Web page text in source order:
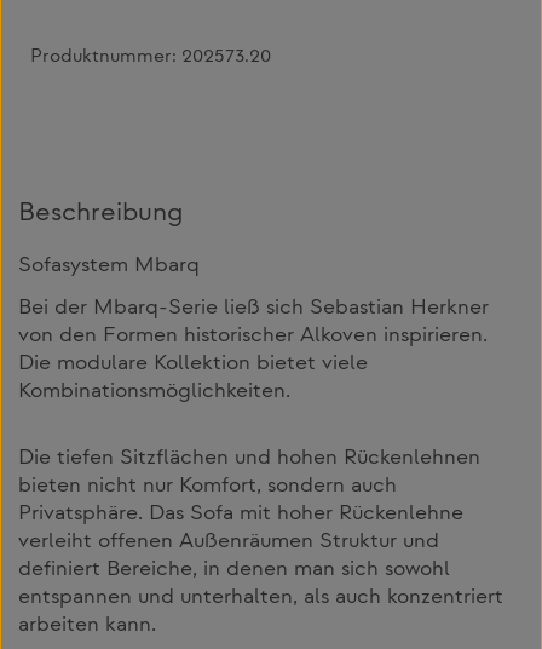
Produktnummer: 202573.20
Beschreibung
Sofasystem Mbarq
Bei der Mbarq-Serie ließ sich Sebastian Herkner
von den Formen historischer Alkoven inspirieren.
Die modulare Kollektion bietet viele
Kombinationsmöglichkeiten.
Die tiefen Sitzflächen und hohen Rückenlehnen
bieten nicht nur Komfort, sondern auch
Privatsphäre. Das Sofa mit hoher Rückenlehne
verleiht offenen Außenräumen Struktur und
definiert Bereiche, in denen man sich sowohl
entspannen und unterhalten, als auch konzentriert
arbeiten kann.